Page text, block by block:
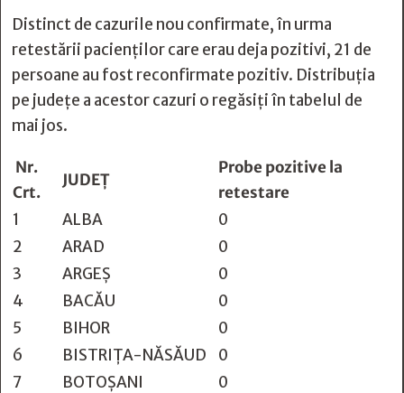
Distinct de cazurile nou confirmate, în urma
retestării pacienților care erau deja pozitivi, 21 de
persoane au fost reconfirmate pozitiv. Distribuția
pe județe a acestor cazuri o regăsiți în tabelul de
mai jos.
Nr.
Crt.
JUDEȚ
Probe pozitive la
retestare
1
ALBA
0
2
ARAD
0
3
ARGEŞ
0
4
BACĂU
0
5
BIHOR
0
6
BISTRIŢA-NĂSĂUD
0
7
BOTOŞANI
0